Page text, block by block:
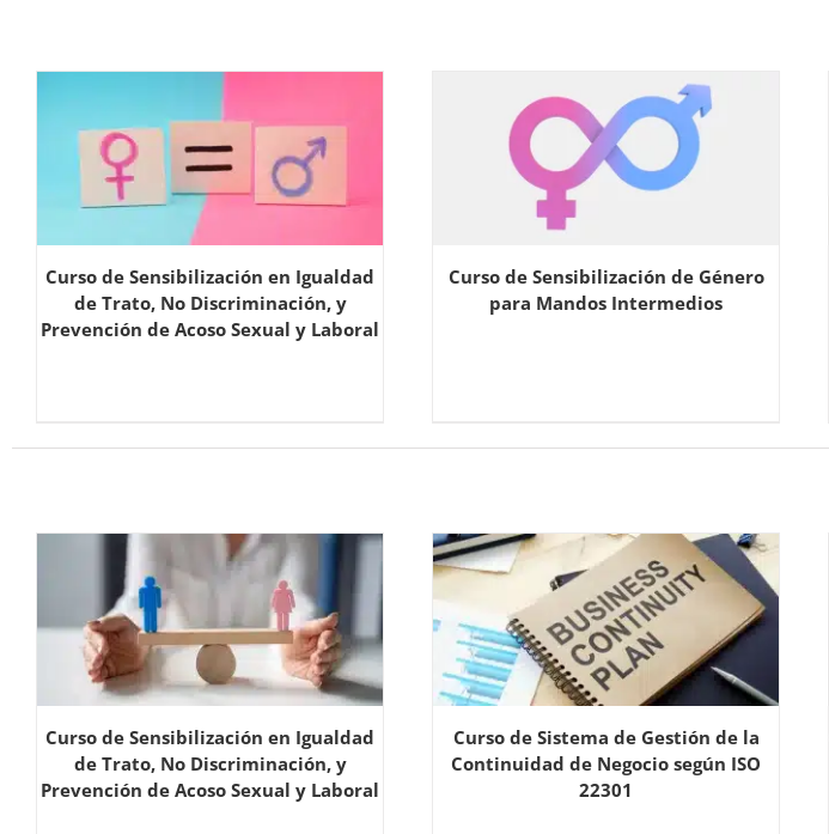
Curso de Sensibilización en Igualdad
de Trato, No Discriminación, y
Prevención de Acoso Sexual y Laboral
Curso de Sensibilización de Género
para Mandos Intermedios
Curso de Sensibilización en Igualdad
de Trato, No Discriminación, y
Prevención de Acoso Sexual y Laboral
Curso de Sistema de Gestión de la
Continuidad de Negocio según ISO
22301